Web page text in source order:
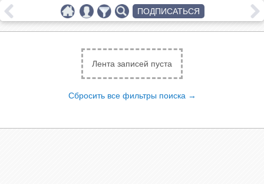
Лента записей пуста
Сбросить все фильтры поиска →
ПОДПИСАТЬСЯ